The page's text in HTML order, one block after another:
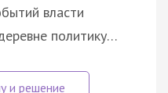
власти
политику…